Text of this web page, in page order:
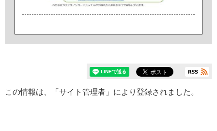
この情報は、「サイト管理者」により登録されました。